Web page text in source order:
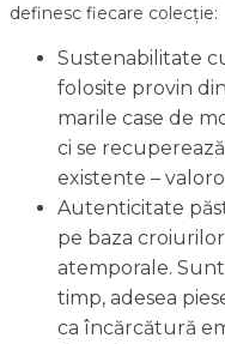
definesc fiecare colecție:
Sustenabilitate
folosite provin
marile case de
ci se
existente –
Autenticitate
pe baza
atemporale.
timp, adesea
ca încărcătură